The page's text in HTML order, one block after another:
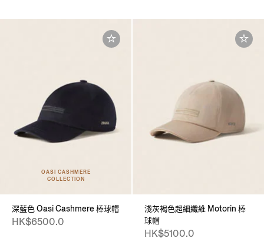
OASI CASHMERE
COLLECTION
深藍色 Oasi Cashmere 棒球帽
HK$6500.0
淺灰褐色超細纖維 Motorin 棒
球帽
HK$5100.0